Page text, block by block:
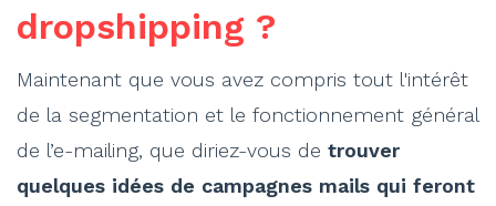
dropshipping ?
Maintenant que vous avez compris tout l'intérêt
de la segmentation et le fonctionnement général
de l’e-mailing, que diriez-vous de trouver
quelques idées de campagnes mails qui feront